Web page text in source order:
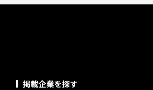
掲載企業を探す